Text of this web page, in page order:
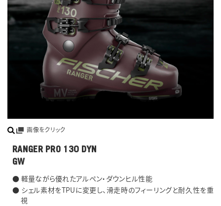
画像をクリック
RANGER PRO 130 DYN
GW
● 軽量ながら優れたアルペン・ダウンヒル性能
● シェル素材をTPUに変更し、滑走時のフィーリングと耐久性を重
視